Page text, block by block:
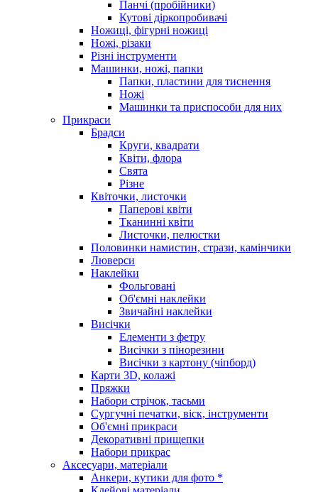
Панчі (пробійники)
Кутові діркопробивачі
Ножиці, фігурні ножиці
Ножі, різаки
Різні інструменти
Машинки, ножі, папки
Папки, пластини для тиснення
Ножі
Машинки та приспособи для них
Прикраси
Брадси
Круги, квадрати
Квіти, флора
Свята
Різне
Квіточки, листочки
Паперові квіти
Тканинні квіти
Листочки, пелюстки
Половинки намистин, стрази, камінчики
Люверси
Наклейки
Фольговані
Об'ємні наклейки
Звичайні наклейки
Висічки
Елементи з фетру
Висічки з пінорезини
Висічки з картону (чіпборд)
Карти 3D, колажі
Пряжки
Набори стрічок, тасьми
Сургучні печатки, віск, інструменти
Об'ємні прикраси
Декоративні прищепки
Набори прикрас
Аксесуари, матеріали
Анкери, кутики для фото *